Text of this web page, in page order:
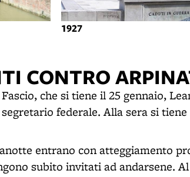
1927
CONTRO
che si tiene il 25 gennaio,
federale. Alla sera si
entrano con atteggiamento
subito invitati ad andarsene.